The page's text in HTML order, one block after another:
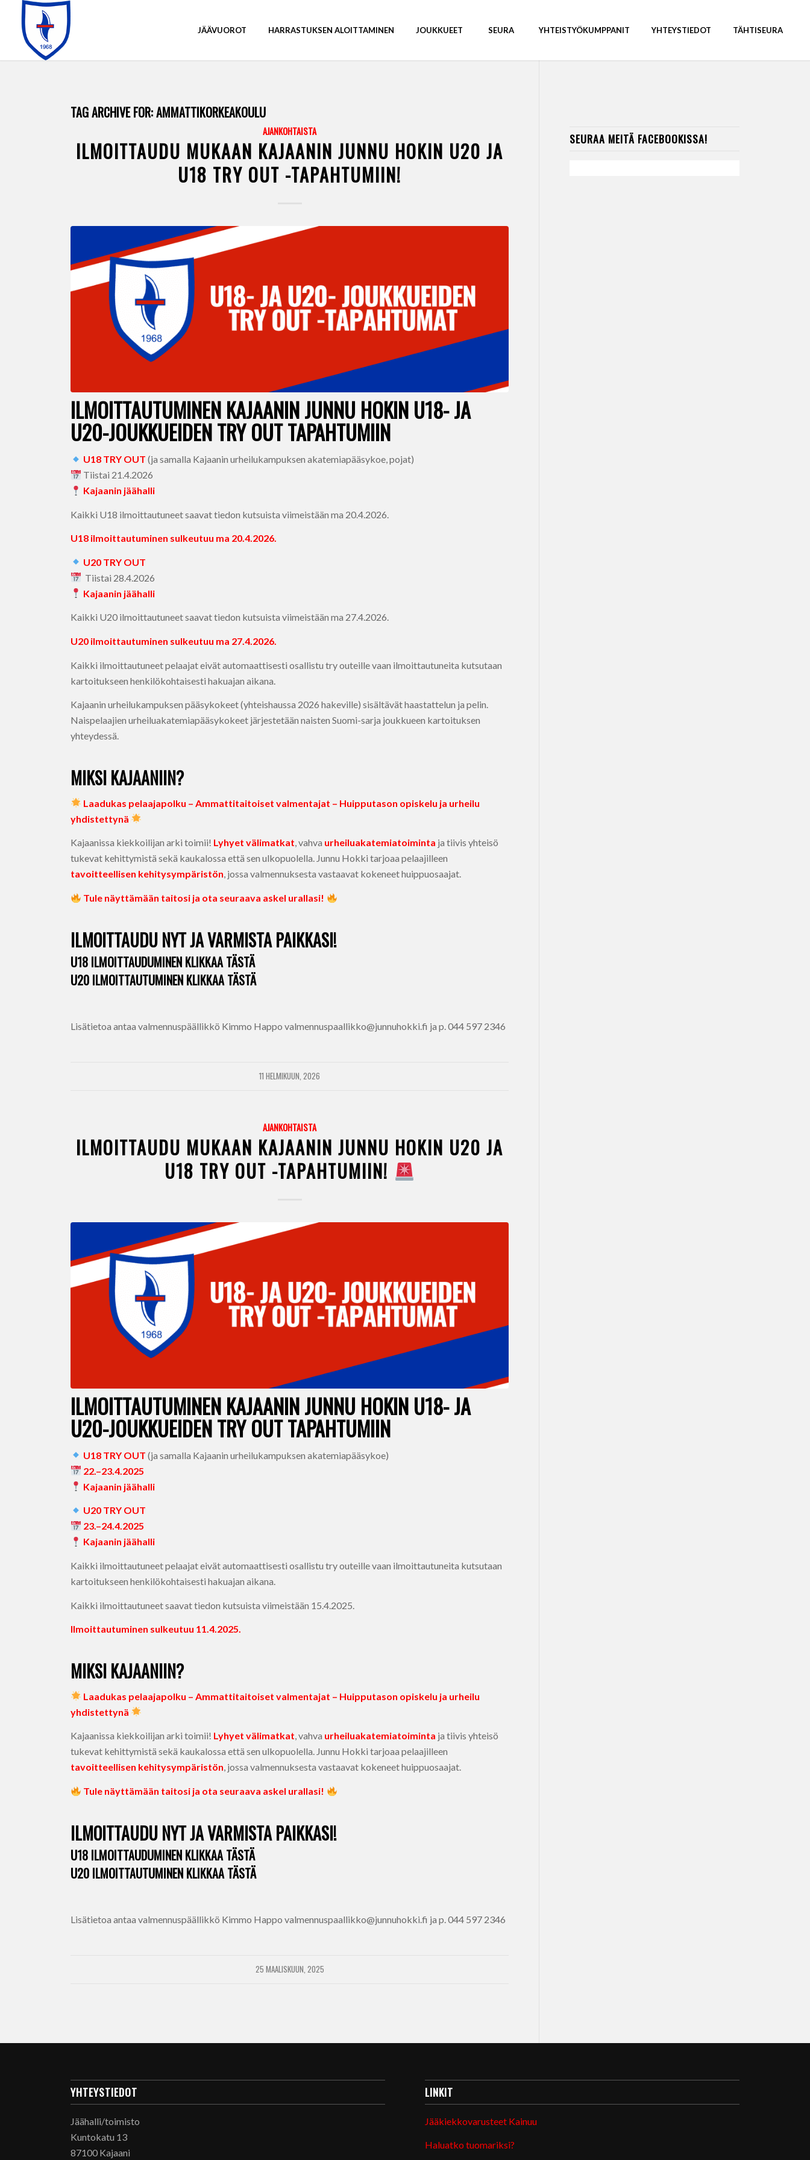
JÄÄVUOROT HARRASTUKSEN ALOITTAMINEN JOUKKUEET SEURA YHTEISTYÖKUMPPANIT YHTEYSTIEDOT TÄHTISEURA
TAG ARCHIVE FOR:AMMATTIKORKEAKOULU
AJANKOHTAISTA
ILMOITTAUDU MUKAAN KAJAANIN JUNNU HOKIN U20 JA
U18 TRY OUT -TAPAHTUMIIN!
ILMOITTAUTUMINEN KAJAANIN JUNNU HOKIN U18- JA
U20-JOUKKUEIDEN TRY OUT TAPAHTUMIIN
U18 TRY OUT (ja samalla Kajaanin urheilukampuksen akatemiapääsykoe, pojat)
Tiistai 21.4.2026
Kajaanin jäähalli
Kaikki U18 ilmoittautuneet saavat tiedon kutsuista viimeistään ma 20.4.2026.
U18 ilmoittautuminen sulkeutuu ma 20.4.2026.
U20 TRY OUT
Tiistai 28.4.2026
Kajaanin jäähalli
Kaikki U20 ilmoittautuneet saavat tiedon kutsuista viimeistään ma 27.4.2026.
U20 ilmoittautuminen sulkeutuu ma 27.4.2026.
Kaikki ilmoittautuneet pelaajat eivät automaattisesti osallistu try outeille vaan ilmoittautuneita kutsutaan
kartoitukseen henkilökohtaisesti hakuajan aikana.
Kajaanin urheilukampuksen pääsykokeet (yhteishaussa 2026 hakeville) sisältävät haastattelun ja pelin.
Naispelaajien urheiluakatemiapääsykokeet järjestetään naisten Suomi-sarja joukkueen kartoituksen
yhteydessä.
MIKSI KAJAANIIN?
Laadukas pelaajapolku – Ammattitaitoiset valmentajat – Huipputason opiskelu ja urheilu
yhdistettynä
Kajaanissa kiekkoilijan arki toimii! Lyhyet välimatkat, vahva urheiluakatemiatoiminta ja tiivis yhteisö
tukevat kehittymistä sekä kaukalossa että sen ulkopuolella. Junnu Hokki tarjoaa pelaajilleen
tavoitteellisen kehitysympäristön, jossa valmennuksesta vastaavat kokeneet huippuosaajat.
Tule näyttämään taitosi ja ota seuraava askel urallasi!
ILMOITTAUDU NYT JA VARMISTA PAIKKASI!
U18 ILMOITTAUDUMINEN KLIKKAA TÄSTÄ
U20 ILMOITTAUTUMINEN KLIKKAA TÄSTÄ
Lisätietoa antaa valmennuspäällikkö Kimmo Happo valmennuspaallikko@junnuhokki.fi ja p. 044 597 2346
11 HELMIKUUN, 2026
AJANKOHTAISTA
ILMOITTAUDU MUKAAN KAJAANIN JUNNU HOKIN U20 JA
U18 TRY OUT -TAPAHTUMIIN!
ILMOITTAUTUMINEN KAJAANIN JUNNU HOKIN U18- JA
U20-JOUKKUEIDEN TRY OUT TAPAHTUMIIN
U18 TRY OUT (ja samalla Kajaanin urheilukampuksen akatemiapääsykoe)
22.–23.4.2025
Kajaanin jäähalli
U20 TRY OUT
23.–24.4.2025
Kajaanin jäähalli
Kaikki ilmoittautuneet pelaajat eivät automaattisesti osallistu try outeille vaan ilmoittautuneita kutsutaan
kartoitukseen henkilökohtaisesti hakuajan aikana.
Kaikki ilmoittautuneet saavat tiedon kutsuista viimeistään 15.4.2025.
Ilmoittautuminen sulkeutuu 11.4.2025.
MIKSI KAJAANIIN?
Laadukas pelaajapolku – Ammattitaitoiset valmentajat – Huipputason opiskelu ja urheilu
yhdistettynä
Kajaanissa kiekkoilijan arki toimii! Lyhyet välimatkat, vahva urheiluakatemiatoiminta ja tiivis yhteisö
tukevat kehittymistä sekä kaukalossa että sen ulkopuolella. Junnu Hokki tarjoaa pelaajilleen
tavoitteellisen kehitysympäristön, jossa valmennuksesta vastaavat kokeneet huippuosaajat.
Tule näyttämään taitosi ja ota seuraava askel urallasi!
ILMOITTAUDU NYT JA VARMISTA PAIKKASI!
U18 ILMOITTAUDUMINEN KLIKKAA TÄSTÄ
U20 ILMOITTAUTUMINEN KLIKKAA TÄSTÄ
Lisätietoa antaa valmennuspäällikkö Kimmo Happo valmennuspaallikko@junnuhokki.fi ja p. 044 597 2346
25 MAALISKUUN, 2025
SEURAA MEITÄ FACEBOOKISSA!
YHTEYSTIEDOT
Jäähalli/toimisto
Kuntokatu 13
87100 Kajaani
LINKIT
Jääkiekkovarusteet Kainuu
Haluatko tuomariksi?